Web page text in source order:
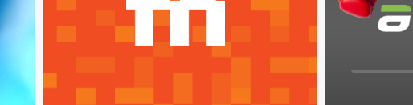
и отдыха